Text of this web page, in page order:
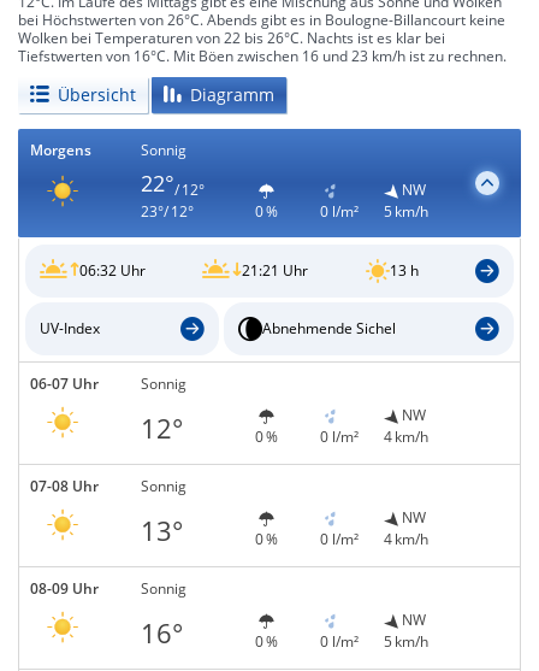
bei Höchstwerten von 26°C. Abends gibt es in Boulogne-Billancourt keine
Wolken bei Temperaturen von 22 bis 26°C. Nachts ist es klar bei
Tiefstwerten von 16°C. Mit Böen zwischen 16 und 23 km/h ist zu rechnen.
Übersicht Diagramm
Morgens Sonnig
22°/ 12°
23°/ 12°
0 % 0 l/m²
NW
5 km/h
06:32 Uhr 21:21 Uhr 13 h
UV-Index Abnehmende Sichel
06-07 Uhr Sonnig
12° 0 % 0 l/m²
NW
4 km/h
07-08 Uhr Sonnig
13° 0 % 0 l/m²
NW
4 km/h
08-09 Uhr Sonnig
16° 0 % 0 l/m²
NW
5 km/h